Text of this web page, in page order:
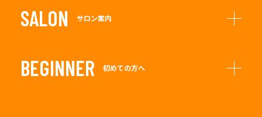
SALON サロン案内
BEGINNER 初めての方へ